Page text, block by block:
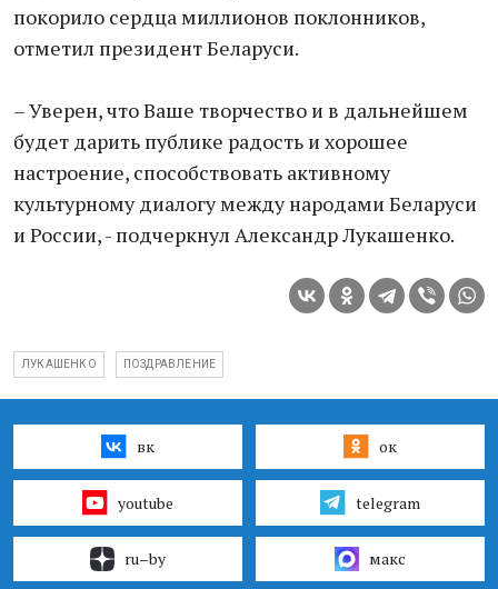
покорило сердца миллионов поклонников,
отметил президент Беларуси.
– Уверен, что Ваше творчество и в дальнейшем
будет дарить публике радость и хорошее
настроение, способствовать активному
культурному диалогу между народами Беларуси
и России, - подчеркнул Александр Лукашенко.
ЛУКАШЕНКО ПОЗДРАВЛЕНИЕ
вк ок
youtube telegram
ru–by макс